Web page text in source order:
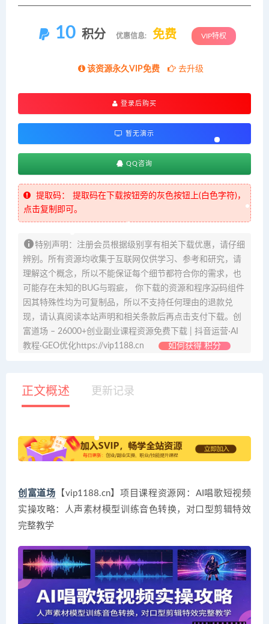
10 积分 优惠信息: 免费 VIP特权
该资源永久VIP免费 去升级
登录后购买
暂无演示
QQ咨询
提取码：
提取码在下载按钮旁的灰色按钮上(白色字符)，
点击复制即可。
特别声明：注册会员根据级别享有相关下载优惠，请仔细
辨别。所有资源均收集于互联网仅供学习、参考和研究，请
理解这个概念，所以不能保证每个细节都符合你的需求，也
可能存在未知的BUG与瑕疵， 你下载的资源和程序源码组件
因其特殊性均为可复制品，所以不支持任何理由的退款兑
现，请认真阅读本站声明和相关条款后再点击支付下载。创
富道场 – 26000+创业副业课程资源免费下载 | 抖音运营·AI
教程·GEO优化https://vip1188.cn
如何获得 积分
正文概述 更新记录
创富道场 【vip1188.cn】项目课程资源网：AI唱歌短视频
实操攻略：人声素材模型训练音色转换，对口型剪辑特效
完整教学